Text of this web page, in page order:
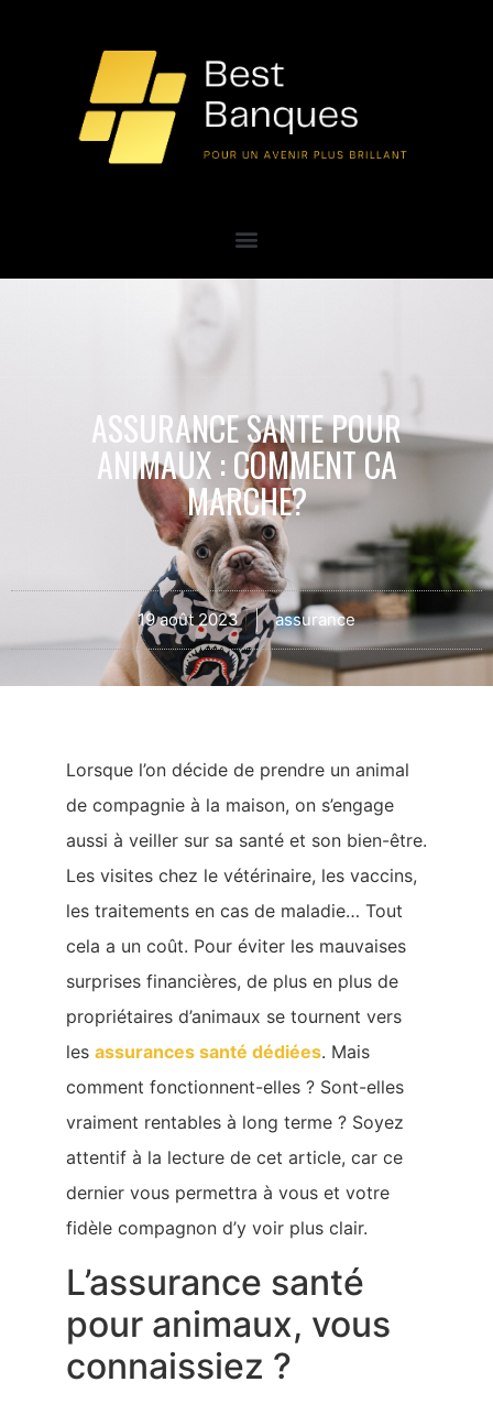
ASSURANCE SANTE POUR
ANIMAUX : COMMENT CA
MARCHE?
19 août 2023 assurance
Lorsque l’on décide de prendre un animal
de compagnie à la maison, on s’engage
aussi à veiller sur sa santé et son bien-être.
Les visites chez le vétérinaire, les vaccins,
les traitements en cas de maladie… Tout
cela a un coût. Pour éviter les mauvaises
surprises financières, de plus en plus de
propriétaires d’animaux se tournent vers
les assurances santé dédiées. Mais
comment fonctionnent-elles ? Sont-elles
vraiment rentables à long terme ? Soyez
attentif à la lecture de cet article, car ce
dernier vous permettra à vous et votre
fidèle compagnon d’y voir plus clair.
L’assurance santé
pour animaux, vous
connaissiez ?